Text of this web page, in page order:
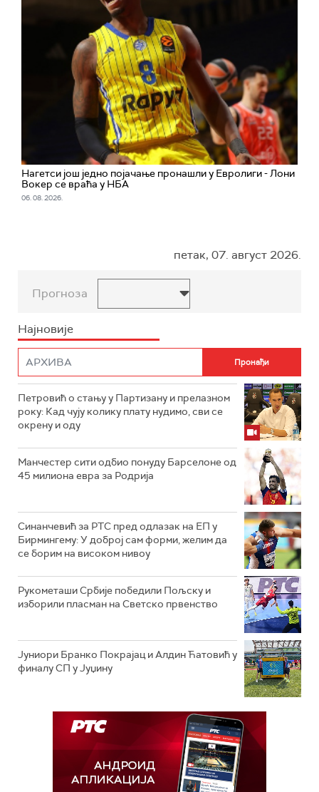
Нагетси још једно појачање пронашли у Евролиги - Лони
Вокер се враћа у НБА
06. 08. 2026.
петак, 07. август 2026.
Прогноза
Најновије
Петровић о стању у Партизану и прелазном
року: Кад чују колику плату нудимо, сви се
окрену и оду
Манчестер сити одбио понуду Барселоне од
45 милиона евра за Родрија
Синанчевић за РТС пред одлазак на ЕП у
Бирмингему: У доброј сам форми, желим да
се борим на високом нивоу
Рукометаши Србије победили Пољску и
изборили пласман на Светско првенство
Јуниори Бранко Покрајац и Алдин Ћатовић у
финалу СП у Јуџину